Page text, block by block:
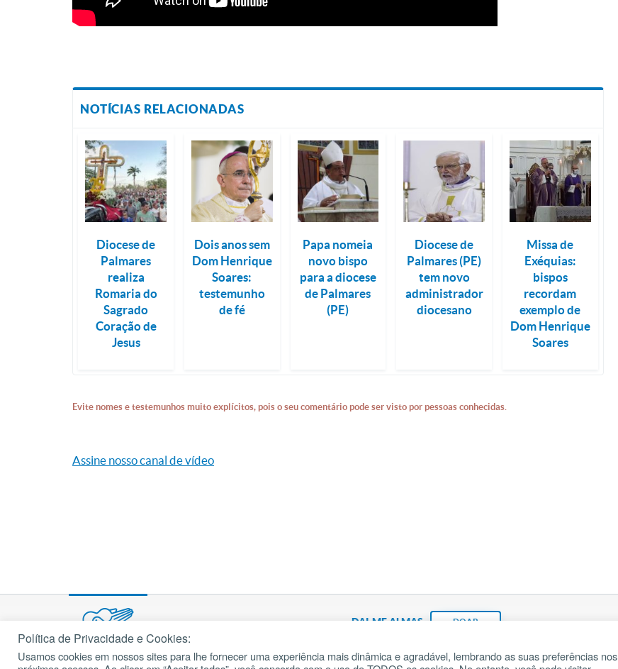
NOTÍCIAS RELACIONADAS
Diocese de
Palmares
realiza
Romaria do
Sagrado
Coração de
Jesus
Dois anos sem
Dom Henrique
Soares:
testemunho
de fé
Papa nomeia
novo bispo
para a diocese
de Palmares
(PE)
Diocese de
Palmares (PE)
tem novo
administrador
diocesano
Missa de
Exéquias:
bispos
recordam
exemplo de
Dom Henrique
Soares
Evite nomes e testemunhos muito explícitos, pois o seu comentário pode ser visto por pessoas conhecidas.
Assine nosso canal de vídeo
DAI-ME ALMAS DOAR
cancaonova.com© 2002 – 2026
Política de Privacidade e Cookies:
Usamos cookies em nossos sites para lhe fornecer uma experiência mais dinâmica e agradável, lembrando as suas preferências nos